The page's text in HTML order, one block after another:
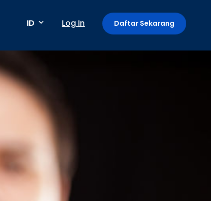
Metode pembayaran
Pembayaran berkala / berulang
Deteksi anomali
Mini App di Aplikasi GoPay
ID Log In Daftar Sekarang